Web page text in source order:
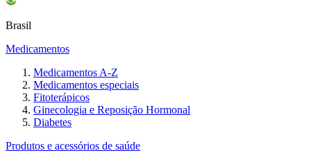
Brasil
Medicamentos
Medicamentos A-Z
Medicamentos especiais
Fitoterápicos
Ginecologia e Reposição Hormonal
Diabetes
Produtos e acessórios de saúde